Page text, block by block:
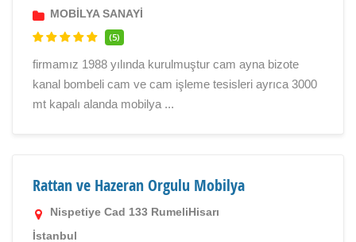
MOBİLYA SANAYİ
(5)
firmamız 1988 yılında kurulmuştur cam ayna bizote
kanal bombeli cam ve cam işleme tesisleri ayrıca 3000
mt kapalı alanda mobilya ...
Rattan ve Hazeran Orgulu Mobilya
Nispetiye Cad 133 RumeliHisarı
İstanbul